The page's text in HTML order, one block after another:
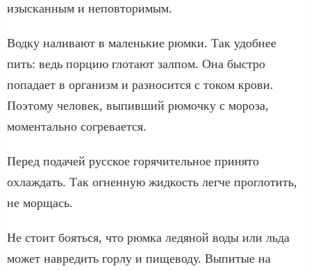
изысканным и неповторимым.
Водку наливают в маленькие рюмки. Так удобнее
пить: ведь порцию глотают залпом. Она быстро
попадает в организм и разносится с током крови.
Поэтому человек, выпивший рюмочку с мороза,
моментально согревается.
Перед подачей русское горячительное принято
охлаждать. Так огненную жидкость легче проглотить,
не морщась.
Не стоит бояться, что рюмка ледяной воды или льда
может навредить горлу и пищеводу. Выпитые на